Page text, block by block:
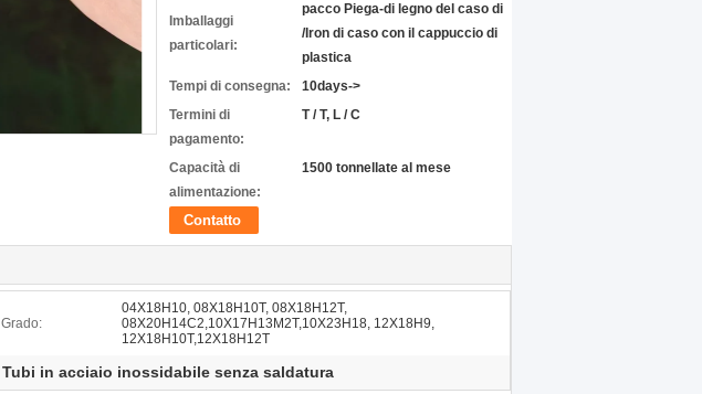
Imballaggi
particolari:
pacco Piega-di legno del caso di
/Iron di caso con il cappuccio di
plastica
Tempi di consegna:
10days->
Termini di
pagamento:
T / T, L / C
Capacità di
alimentazione:
1500 tonnellate al mese
Contatto
Grado:
04Х18Н10, 08X18H10T, 08X18H12T,
08Х20Н14С2,10Х17Н13М2Т,10Х23Н18, 12Х18Н9,
12Х18Н10Т,12Х18Н12Т
Tubi in acciaio inossidabile senza saldatura